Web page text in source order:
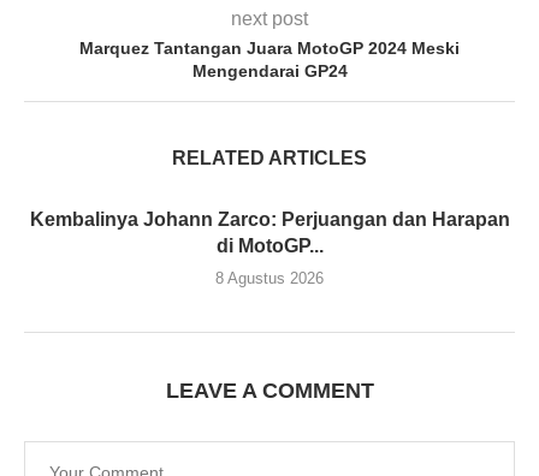
next post
Marquez Tantangan Juara MotoGP 2024 Meski
Mengendarai GP24
RELATED ARTICLES
Kembalinya Johann Zarco: Perjuangan dan Harapan
di MotoGP...
8 Agustus 2026
LEAVE A COMMENT